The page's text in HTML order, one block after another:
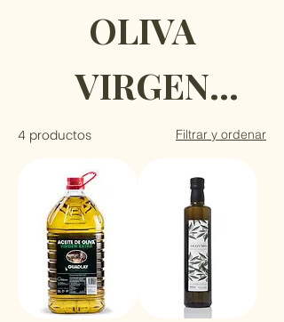
OLIVA
VIRGEN
EXTRA
4 productos Filtrar y ordenar